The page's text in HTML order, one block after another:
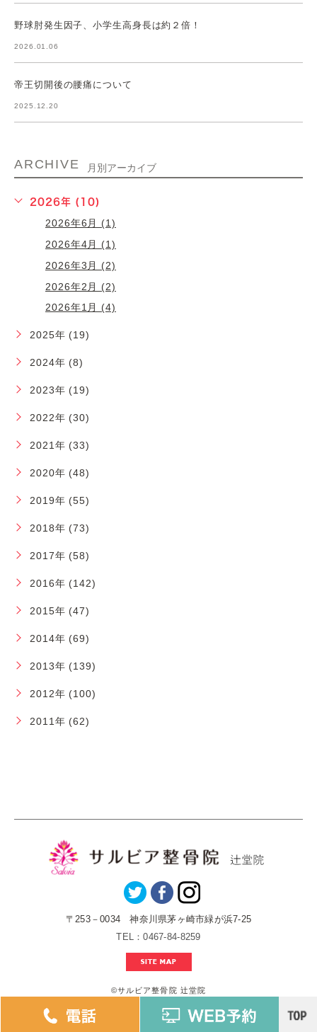
野球肘発生因子、小学生高身長は約２倍！
2026.01.06
帝王切開後の腰痛について
2025.12.20
ARCHIVE 月別アーカイブ
2026年 (10)
2026年6月 (1)
2026年4月 (1)
2026年3月 (2)
2026年2月 (2)
2026年1月 (4)
2025年 (19)
2024年 (8)
2023年 (19)
2022年 (30)
2021年 (33)
2020年 (48)
2019年 (55)
2018年 (73)
2017年 (58)
2016年 (142)
2015年 (47)
2014年 (69)
2013年 (139)
2012年 (100)
2011年 (62)
〒253－0034 神奈川県茅ヶ崎市緑が浜7-25
TEL：0467-84-8259
SITE MAP
©️サルビア整骨院 辻堂院